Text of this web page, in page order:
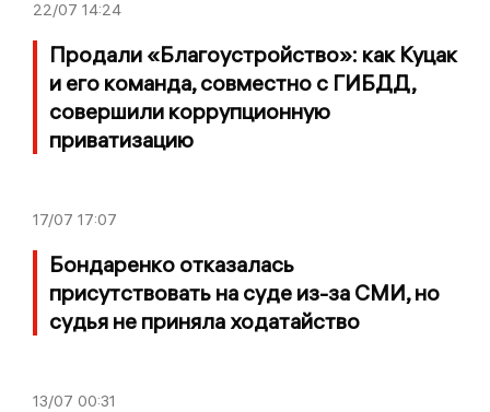
22/07 14:24
Продали «Благоустройство»: как Куцак
и его команда, совместно с ГИБДД,
совершили коррупционную
приватизацию
17/07 17:07
Бондаренко отказалась
присутствовать на суде из-за СМИ, но
судья не приняла ходатайство
13/07 00:31